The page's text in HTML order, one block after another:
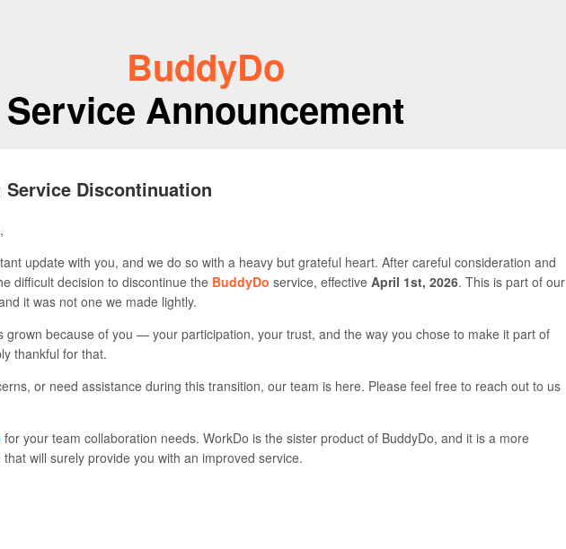
BuddyDo
Service Announcement
Discontinuation
update with you, and we do so with a heavy but grateful heart. After careful consideration and
difficult decision to discontinue the BuddyDo service, effective April 1st, 2026. This is part of our
it was not one we made lightly.
grown because of you — your participation, your trust, and the way you chose to make it part of
thankful for that.
or need assistance during this transition, our team is here. Please feel free to reach out to us
for your team collaboration needs. WorkDo is the sister product of BuddyDo, and it is a more
will surely provide you with an improved service.